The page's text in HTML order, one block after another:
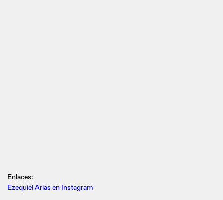
Enlaces:
Ezequiel Arias en Instagram